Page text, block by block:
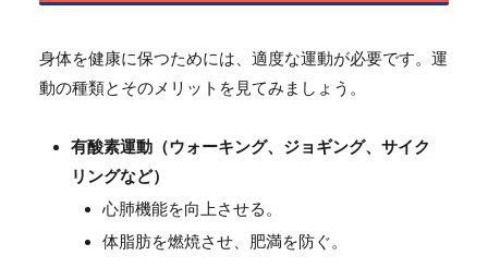
身体を健康に保つためには、適度な運動が必要です。運
動の種類とそのメリットを見てみましょう。
有酸素運動（ウォーキング、ジョギング、サイク
リングなど）
心肺機能を向上させる。
体脂肪を燃焼させ、肥満を防ぐ。